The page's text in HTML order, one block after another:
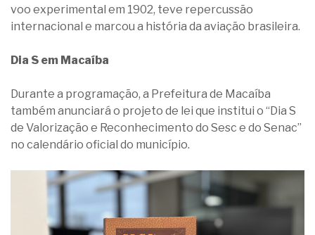
voo experimental em 1902, teve repercussão
internacional e marcou a história da aviação brasileira.
Dia S em Macaíba
Durante a programação, a Prefeitura de Macaíba
também anunciará o projeto de lei que institui o “Dia S
de Valorização e Reconhecimento do Sesc e do Senac”
no calendário oficial do município.